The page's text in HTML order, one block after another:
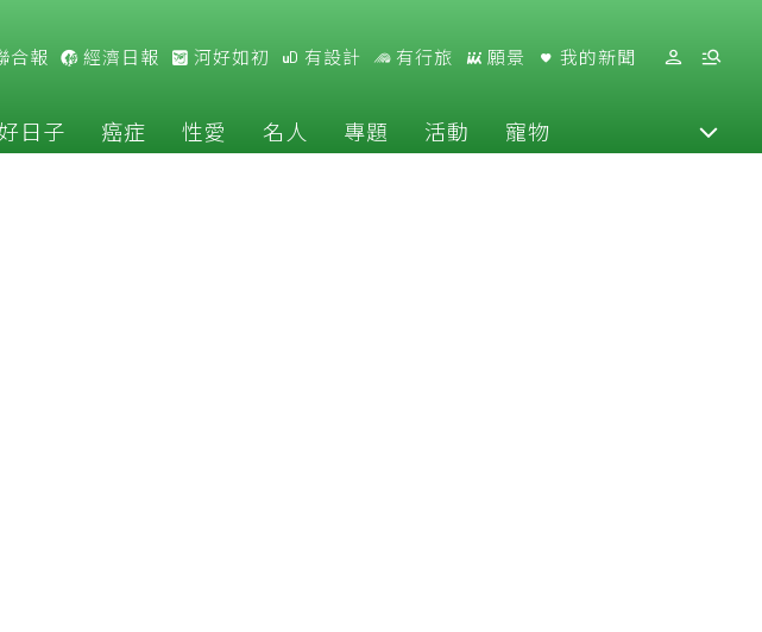
合報 經濟日報 河好如初 有設計 有行旅 願景 我的新聞
日子 癌症 性愛 名人 專題 活動 寵物